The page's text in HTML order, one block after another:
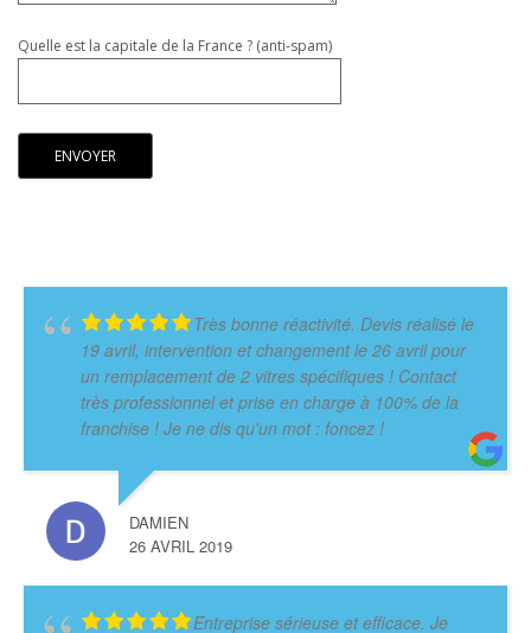
Quelle est la capitale de la France ? (anti-spam)
Très bonne réactivité. Devis réalisé le
19 avril, intervention et changement le 26 avril pour
un remplacement de 2 vitres spécifiques ! Contact
très professionnel et prise en charge à 100% de la
franchise ! Je ne dis qu'un mot : foncez !
DAMIEN
26 AVRIL 2019
Entreprise sérieuse et efficace. Je